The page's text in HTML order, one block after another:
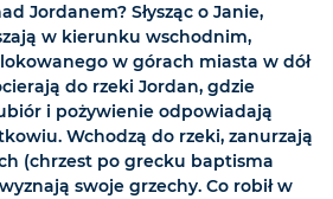
Jordanem? Słysząc o Janie,
w kierunku wschodnim,
w górach miasta w dół
do rzeki Jordan, gdzie
i pożywienie odpowiadają
Wchodzą do rzeki, zanurzają
(chrzest po grecku baptisma
swoje grzechy. Co robił w